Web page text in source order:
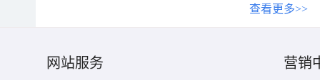
查看更多>>
网站服务 营销